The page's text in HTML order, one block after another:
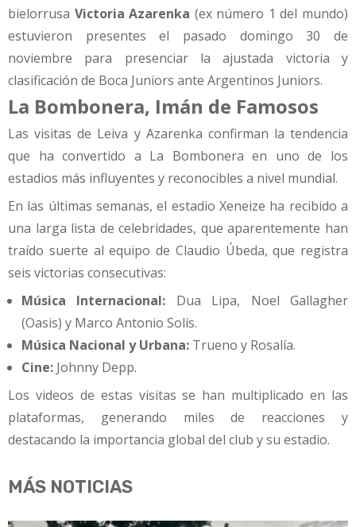
bielorrusa Victoria Azarenka (ex número 1 del mundo)
estuvieron presentes el pasado domingo 30 de
noviembre para presenciar la ajustada victoria y
clasificación de Boca Juniors ante Argentinos Juniors.
La Bombonera, Imán de Famosos
Las visitas de Leiva y Azarenka confirman la tendencia
que ha convertido a La Bombonera en uno de los
estadios más influyentes y reconocibles a nivel mundial.
En las últimas semanas, el estadio Xeneize ha recibido a
una larga lista de celebridades, que aparentemente han
traído suerte al equipo de Claudio Úbeda, que registra
seis victorias consecutivas:
Música Internacional: Dua Lipa, Noel Gallagher
(Oasis) y Marco Antonio Solís.
Música Nacional y Urbana: Trueno y Rosalía.
Cine: Johnny Depp.
Los videos de estas visitas se han multiplicado en las
plataformas, generando miles de reacciones y
destacando la importancia global del club y su estadio.
MÁS NOTICIAS